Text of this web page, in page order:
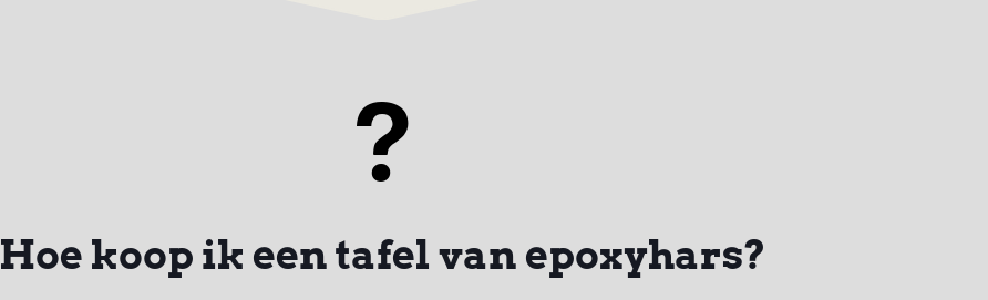
Hoe koop ik een tafel van epoxyhars?